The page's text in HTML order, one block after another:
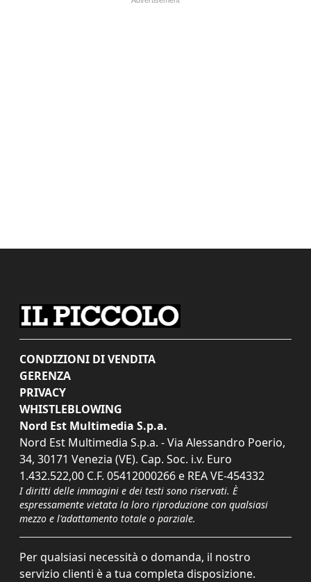
CONDIZIONI DI VENDITA
GERENZA
PRIVACY
WHISTLEBLOWING
Nord Est Multimedia S.p.a.
Nord Est Multimedia S.p.a. - Via Alessandro Poerio,
34, 30171 Venezia (VE). Cap. Soc. i.v. Euro
1.432.522,00 C.F. 05412000266 e REA VE-454332
I diritti delle immagini e dei testi sono riservati. È
espressamente vietata la loro riproduzione con qualsiasi
mezzo e l'adattamento totale o parziale.
Per qualsiasi necessità o domanda, il nostro
servizio clienti è a tua completa disposizione.